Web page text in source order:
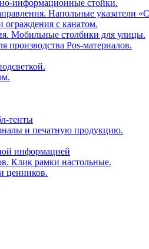
информационные стойки.
Напольные указатели
с канатом.
Мобильные столбики для улицы.
Pos-материалов.
тенты
и печатную продукцию.
информацией
Клик рамки настольные.
ценников.